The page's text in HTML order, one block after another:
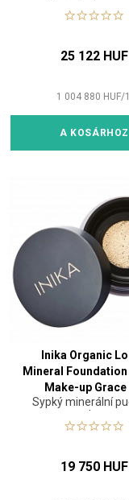
25 122 HUF
1 004 880 HUF/1
A KOSÁRHOZ
Inika Organic
Mineral Foundation
Make-up Grace
Sypký minerální
make-up
19 750 HUF